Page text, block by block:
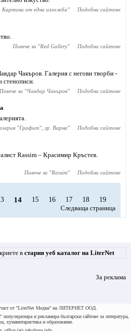
от една изложба" Подобни сайтове
Повече за "Red Gallery" Подобни сайтове
Чакъров. Галерия с негови творби -
стенописи.
Повече за "Чавдар Чакъров" Подобни сайтове
"Графит", гр. Варна" Подобни сайтове
Rassim – Красимир Кръстев.
Повече за "Rassim" Подобни сайтове
14 15 16 17 18
19
Следваща страница
в стария уеб каталог на LiterNet
За реклама
част от "LiterNet Медиа" на ЛИТЕРНЕТ ООД.
и рекламира български сайтове за литература,
хуманитаристика и образование.